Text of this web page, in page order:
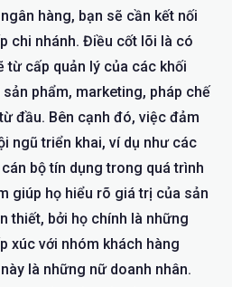
hàng, bạn sẽ cần kết nối
chi nhánh. Điều cốt lõi là có
từ cấp quản lý của các khối
phẩm, marketing, pháp chế
đầu. Bên cạnh đó, việc đảm
ngũ triển khai, ví dụ như các
bộ tín dụng trong quá trình
giúp họ hiểu rõ giá trị của sản
thiết, bởi họ chính là những
xúc với nhóm khách hàng
là những nữ doanh nhân.